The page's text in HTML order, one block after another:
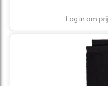
Log in om